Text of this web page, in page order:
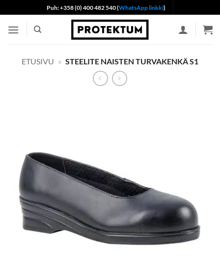
to
content
Puh: +358 (0) 400 482 540 (WhatsApp linkki)
ETUSIVU » STEELITE NAISTEN TURVAKENKÄ S1